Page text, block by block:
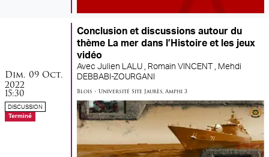
dimanche
Dim. 09 octobre
Oct.
2022
15:30
DISCUSSION
Terminé
Conclusion et discussions autour du
thème La mer dans l’Histoire et les jeux
vidéo
Avec Julien LALU , Romain VINCENT , Mehdi
DEBBABI-ZOURGANI
Blois • Université Site Jaurès, Amphi 3